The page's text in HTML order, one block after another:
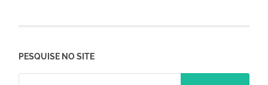
PESQUISE NO SITE